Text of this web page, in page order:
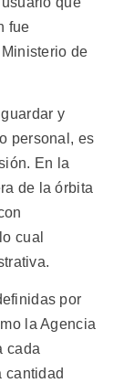
fue
de
y
personal, es
En la
de la órbita
cual
por
la Agencia
cada
cantidad